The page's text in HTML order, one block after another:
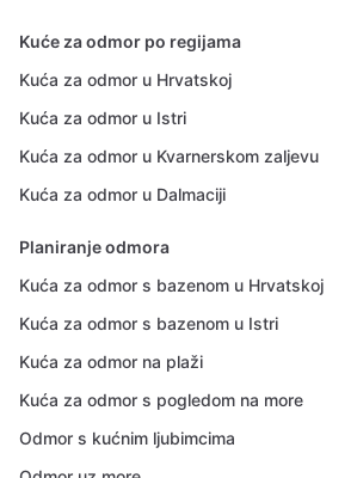
Kuće za odmor po regijama
Kuća za odmor u Hrvatskoj
Kuća za odmor u Istri
Kuća za odmor u Kvarnerskom zaljevu
Kuća za odmor u Dalmaciji
Planiranje odmora
Kuća za odmor s bazenom u Hrvatskoj
Kuća za odmor s bazenom u Istri
Kuća za odmor na plaži
Kuća za odmor s pogledom na more
Odmor s kućnim ljubimcima